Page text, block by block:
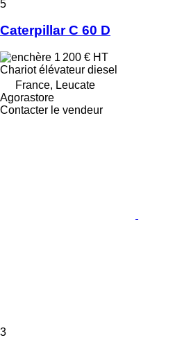
5
Caterpillar C 60 D
1 200 € HT
Chariot élévateur diesel
France, Leucate
Agorastore
Contacter le vendeur
3